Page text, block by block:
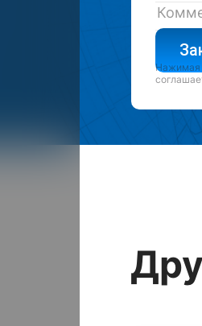
Нажимая